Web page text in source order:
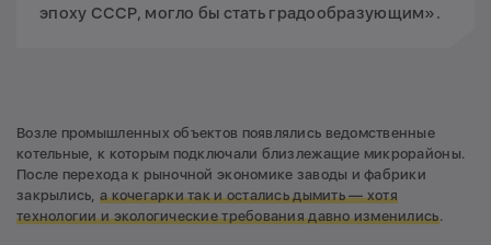
эпоху СССР, могло бы стать градообразующим».
Возле промышленных объектов появлялись ведомственные
котельные, к которым подключали близлежащие микрорайоны.
После перехода к рыночной экономике заводы и фабрики
закрылись, а кочегарки так и остались дымить — хотя
технологии и экологические требования давно изменились.